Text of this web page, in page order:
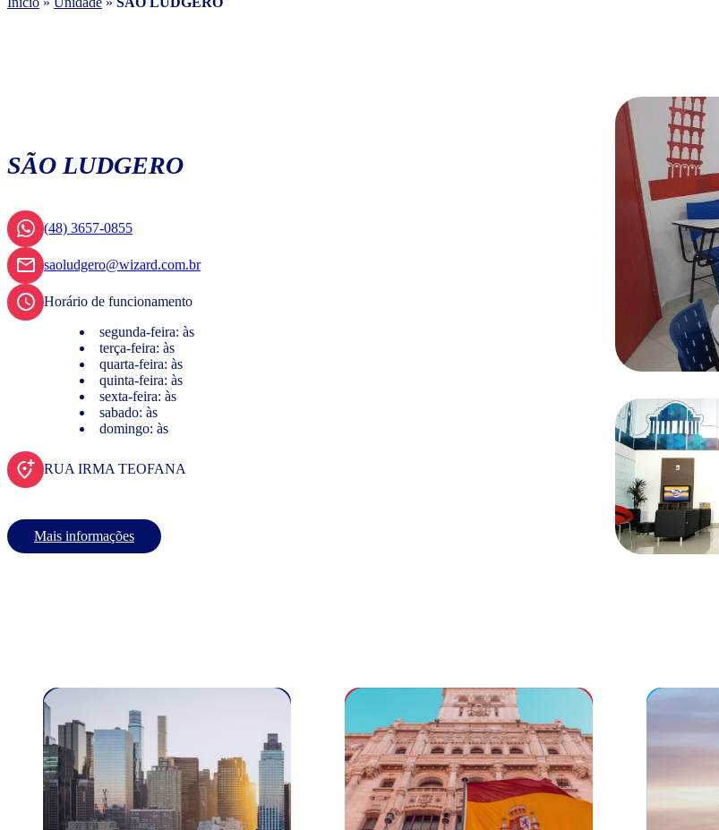
SÃO LUDGERO
(48) 3657-0855
saoludgero@wizard.com.br
Horário de funcionamento
segunda-feira: às
terça-feira: às
quarta-feira: às
quinta-feira: às
sexta-feira: às
sabado: às
domingo: às
RUA IRMA TEOFANA
Mais informações